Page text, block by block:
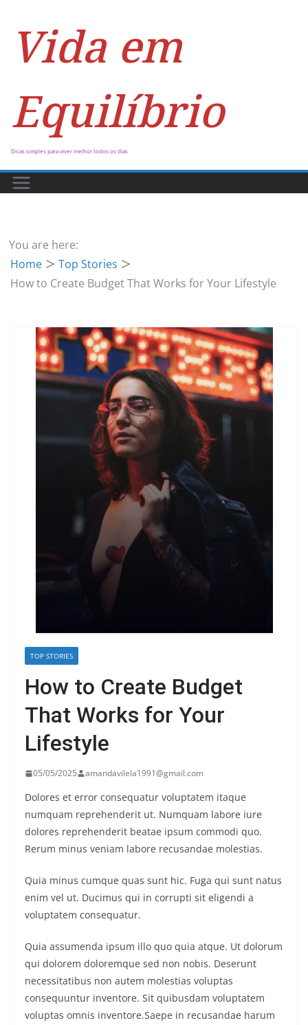
Vida em
Equilíbrio
Dicas simples para viver melhor todos os dias
You are here:
Home
Top Stories
How to Create Budget That Works for Your Lifestyle
TOP STORIES
How to Create Budget
That Works for Your
Lifestyle
05/05/2025 amandavilela1991@gmail.com
Dolores et error consequatur voluptatem itaque
numquam reprehenderit ut. Numquam labore iure
dolores reprehenderit beatae ipsum commodi quo.
Rerum minus veniam labore recusandae molestias.
Quia minus cumque quas sunt hic. Fuga qui sunt natus
enim vel ut. Ducimus qui in corrupti sit eligendi a
voluptatem consequatur.
Quia assumenda ipsum illo quo quia atque. Ut dolorum
qui dolorem doloremque sed non nobis. Deserunt
necessitatibus non autem molestias voluptas
consequuntur inventore. Sit quibusdam voluptatem
voluptas omnis inventore.Saepe in recusandae harum